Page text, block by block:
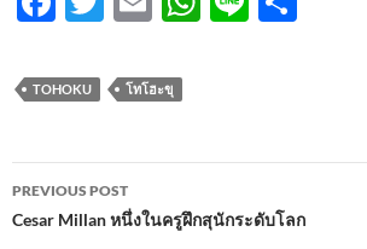
e
o
o
k
itt ail
A
p
TOHOKU โทโฮะขุ
Post
navigation
PREVIOUS POST
Cesar Millan หนึ่งในครูฝึกสุนักระดับโลก